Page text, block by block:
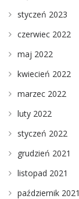
styczeń 2023
czerwiec 2022
maj 2022
kwiecień 2022
marzec 2022
luty 2022
styczeń 2022
grudzień 2021
listopad 2021
październik 2021